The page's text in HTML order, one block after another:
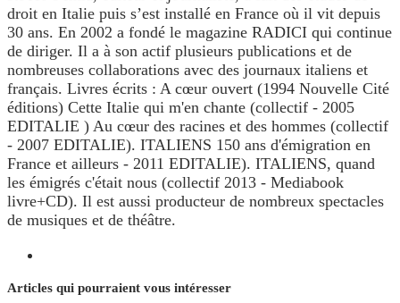
droit en Italie puis s’est installé en France où il vit depuis
30 ans. En 2002 a fondé le magazine RADICI qui continue
de diriger. Il a à son actif plusieurs publications et de
nombreuses collaborations avec des journaux italiens et
français. Livres écrits : A cœur ouvert (1994 Nouvelle Cité
éditions) Cette Italie qui m'en chante (collectif - 2005
EDITALIE ) Au cœur des racines et des hommes (collectif
- 2007 EDITALIE). ITALIENS 150 ans d'émigration en
France et ailleurs - 2011 EDITALIE). ITALIENS, quand
les émigrés c'était nous (collectif 2013 - Mediabook
livre+CD). Il est aussi producteur de nombreux spectacles
de musiques et de théâtre.
Articles qui pourraient vous intéresser